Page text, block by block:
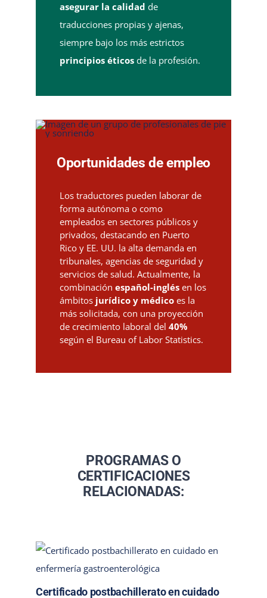
asegurar la calidad de
traducciones propias y ajenas,
siempre bajo los más estrictos
principios éticosde la profesión.
Oportunidades de empleo
Los traductores pueden laborar de
forma autónoma o como
empleados en sectores públicos y
privados, destacando en Puerto
Rico y EE. UU. la alta demanda en
tribunales, agencias de seguridad y
servicios de salud. Actualmente, la
combinación español-inglésen los
ámbitos jurídico y médicoes la
más solicitada, con una proyección
de crecimiento laboral del 40%
según el Bureau of Labor Statistics.
PROGRAMAS O
CERTIFICACIONES
RELACIONADAS:
Certificado postbachillerato en cuidado